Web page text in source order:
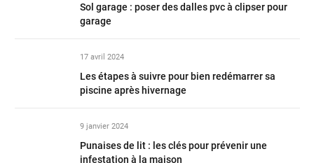
Sol garage : poser des dalles pvc à clipser pour
garage
17 avril 2024
Les étapes à suivre pour bien redémarrer sa
piscine après hivernage
9 janvier 2024
Punaises de lit : les clés pour prévenir une
infestation à la maison